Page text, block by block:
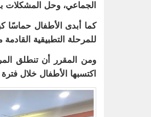
الجماعي، وحل المشكلات
كما أبدى الأطفال حماسًا
للمرحلة التطبيقية القادمة
ومن المقرر أن تنطلق
اكتسبها الأطفال خلال